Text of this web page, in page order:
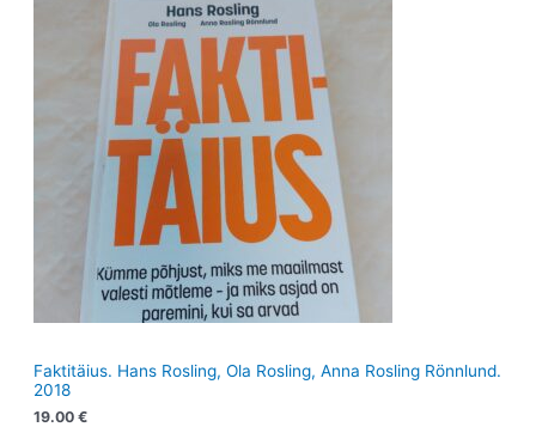
Faktitäius. Hans Rosling, Ola Rosling, Anna Rosling Rönnlund.
2018
19.00 €